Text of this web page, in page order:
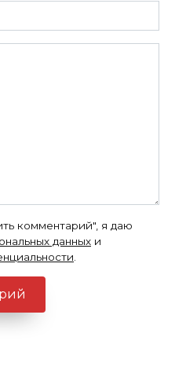
комментарий", я даю
данных и
.